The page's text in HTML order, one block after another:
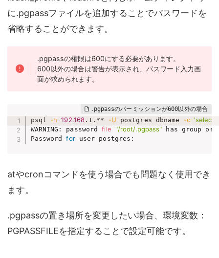
に.pgpassファイルを追加することでパスワードを
省略することができます。
.pgpassの権限は600にする必要があります。
600以外の場合は警告が表示され、パスワード入力画
面が求められます。
psql -h 192.168 .1.** -U postgres dbname -c 'select
WARNING: password file "/root/.pgpass" has group or
Password for user postgres:
atやcronコマンドを使う場合でも問題なく使用でき
ます。
.pgpassの置き場所を変更したい場合、環境変数：
PGPASSFILEを指定することで設定可能です。